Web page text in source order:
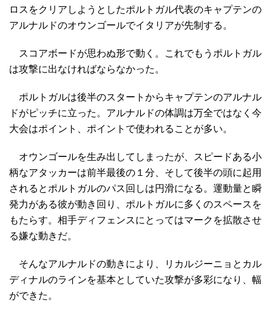
ロスをクリアしようとしたポルトガル代表のキャプテンの
アルナルドのオウンゴールでイタリアが先制する。
スコアボードが思わぬ形で動く。これでもうポルトガル
は攻撃に出なければならなかった。
ポルトガルは後半のスタートからキャプテンのアルナル
ドがピッチに立った。アルナルドの体調は万全ではなく今
大会はポイント、ポイントで使われることが多い。
オウンゴールを生み出してしまったが、スピードある小
柄なアタッカーは前半最後の１分、そして後半の頭に起用
されるとポルトガルのパス回しは円滑になる。運動量と瞬
発力がある彼が動き回り、ポルトガルに多くのスペースを
もたらす。相手ディフェンスにとってはマークを拡散させ
る嫌な動きだ。
そんなアルナルドの動きにより、リカルジーニョとカル
ディナルのラインを基本としていた攻撃が多彩になり、幅
ができた。